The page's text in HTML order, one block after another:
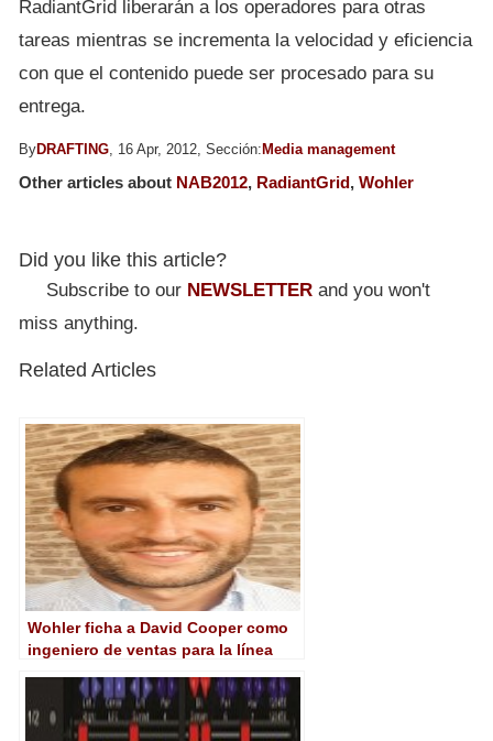
RadiantGrid liberarán a los operadores para otras
tareas mientras se incrementa la velocidad y eficiencia
con que el contenido puede ser procesado para su
entrega.
ByDRAFTING, 16 Apr, 2012, Sección: Media management
Other articles about NAB2012, RadiantGrid, Wohler
Did you like this article?
Subscribe to our NEWSLETTER and you won't
miss anything.
Related Articles
Wohler ficha a David Cooper como
ingeniero de ventas para la línea